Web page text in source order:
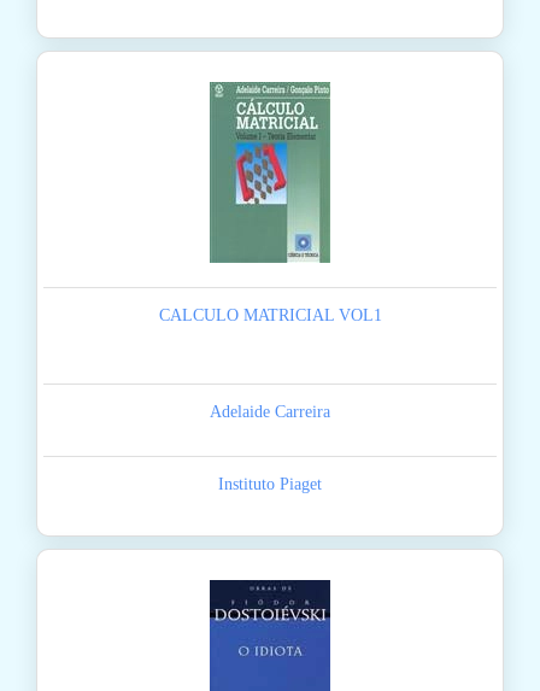
CALCULO MATRICIAL VOL1
Adelaide Carreira
Instituto Piaget